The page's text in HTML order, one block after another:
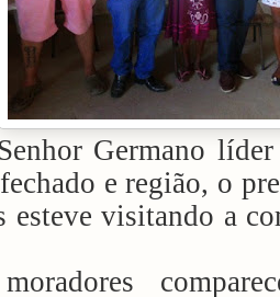
Germano
e região, o
esteve visitando a